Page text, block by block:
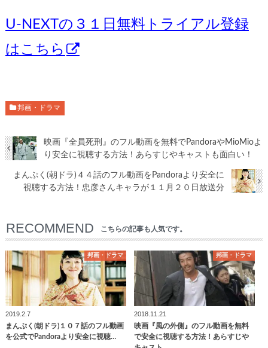
U-NEXTの３１日無料トライアル登録
はこちら
邦画・ドラマ
映画『全員死刑』のフル動画を無料でPandoraやMioMioよ
り安全に視聴する方法！あらすじやキャストも面白い！
まんぷく(朝ドラ)４４話のフル動画をPandoraより安全に
視聴する方法！忠彦さんキャラが１１月２０日放送分
RECOMMEND こちらの記事も人気です。
邦画・ドラマ
2019.2.7
まんぷく(朝ドラ)１０７話のフル動画
を公式でPandoraより安全に視聴…
邦画・ドラマ
2018.11.21
映画『風の外側』のフル動画を無料
で安全に視聴する方法！あらすじや